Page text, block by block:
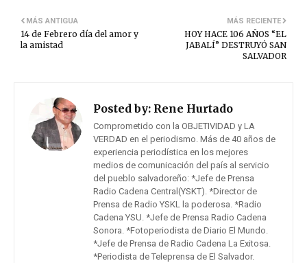
MÁS RECIENTE
HOY HACE 106 AÑOS “EL
JABALÍ” DESTRUYÓ SAN
SALVADOR
MÁS ANTIGUA
14 de Febrero día del amor y
la amistad
Posted by: Rene Hurtado
Comprometido con la OBJETIVIDAD y LA
VERDAD en el periodismo. Más de 40 años de
experiencia periodística en los mejores
medios de comunicación del país al servicio
del pueblo salvadoreño: *Jefe de Prensa
Radio Cadena Central(YSKT). *Director de
Prensa de Radio YSKL la poderosa. *Radio
Cadena YSU. *Jefe de Prensa Radio Cadena
Sonora. *Fotoperiodista de Diario El Mundo.
*Jefe de Prensa de Radio Cadena La Exitosa.
*Periodista de Teleprensa de El Salvador.